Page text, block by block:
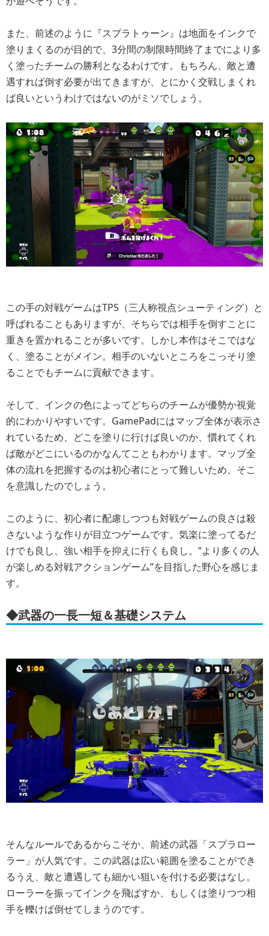
また、前述のように『スプラトゥーン』は地面をインクで
塗りまくるのが目的で、3分間の制限時間終了までにより多
く塗ったチームの勝利となるわけです。もちろん、敵と遭
遇すれば倒す必要が出てきますが、とにかく交戦しまくれ
ば良いというわけではないのがミソでしょう。
この手の対戦ゲームはTPS（三人称視点シューティング）と
呼ばれることもありますが、そちらでは相手を倒すことに
重きを置かれることが多いです。しかし本作はそこではな
く、塗ることがメイン。相手のいないところをこっそり塗
ることでもチームに貢献できます。
そして、インクの色によってどちらのチームが優勢か視覚
的にわかりやすいです。GamePadにはマップ全体が表示さ
れているため、どこを塗りに行けば良いのか、慣れてくれ
ば敵がどこにいるのかなんてこともわかります。マップ全
体の流れを把握するのは初心者にとって難しいため、そこ
を意識したのでしょう。
このように、初心者に配慮しつつも対戦ゲームの良さは殺
さないような作りが目立つゲームです。気楽に塗ってるだ
けでも良し、強い相手を抑えに行くも良し。“より多くの人
が楽しめる対戦アクションゲーム”を目指した野心を感じま
す。
◆武器の一長一短＆基礎システム
そんなルールであるからこそか、前述の武器「スプラロー
ラー」が人気です。この武器は広い範囲を塗ることができ
るうえ、敵と遭遇しても細かい狙いを付ける必要はなし。
ローラーを振ってインクを飛ばすか、もしくは塗りつつ相
手を轢けば倒せてしまうのです。